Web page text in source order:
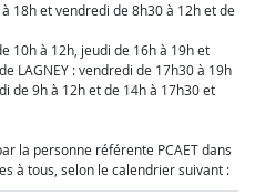
18h et vendredi de 8h30 à 12h et de
10h à 12h, jeudi de 16h à 19h et
LAGNEY : vendredi de 17h30 à 19h
de 9h à 12h et de 14h à 17h30 et
la personne référente PCAET dans
à tous, selon le calendrier suivant :